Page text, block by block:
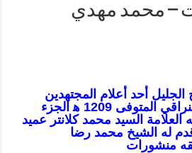
– محمد مهدي
أحد أعلام المجتهدين
المولى محمد مهدي النراقي المتوفى 1209 ه‍ الجزء
العلامة السيد محمد كلانتر عميد
قدم له الشيخ محمد رضا
منشورات